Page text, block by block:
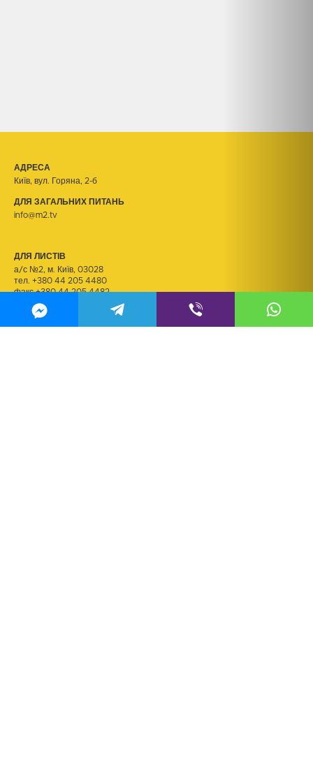
АДРЕСА
Київ, вул. Горяна, 2-б
ДЛЯ ЗАГАЛЬНИХ ПИТАНЬ
info@m2.tv
ДЛЯ ЛИСТІВ
а/с №2, м. Київ, 03028
тел. +380 44 205 4480
факс +380 44 205 4482
ДЛЯ РЕЗЮМЕ
kadry@m2.tv